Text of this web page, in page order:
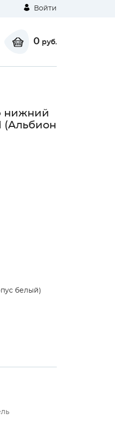
Войти
0 руб.
нижний
белый)